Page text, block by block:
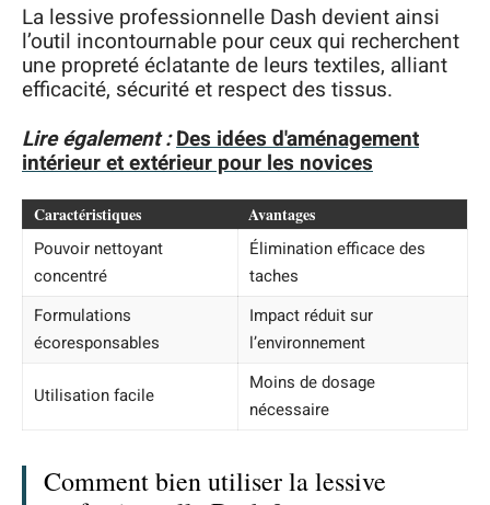
La lessive professionnelle Dash devient ainsi
l’outil incontournable pour ceux qui recherchent
une propreté éclatante de leurs textiles, alliant
efficacité, sécurité et respect des tissus.
Lire également :Des idées d'aménagement
intérieur et extérieur pour les novices
Caractéristiques Avantages
Pouvoir nettoyant
concentré
Élimination efficace des
taches
Formulations
écoresponsables
Impact réduit sur
l’environnement
Utilisation facile
Moins de dosage
nécessaire
Comment bien utiliser la lessive